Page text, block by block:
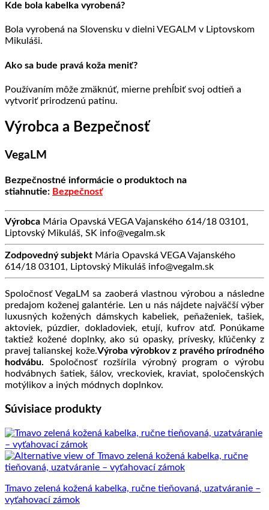
Kde bola kabelka vyrobená?
Bola vyrobená na Slovensku v dielni VEGALM v Liptovskom
Mikuláši.
Ako sa bude pravá koža meniť?
Používaním môže zmäknúť, mierne prehĺbiť svoj odtieň a
vytvoriť prirodzenú patinu.
Výrobca a Bezpečnosť
VegaLM
Bezpečnostné informácie o produktoch na
stiahnutie: Bezpečnosť
Výrobca Mária Opavská VEGA Vajanského 614/18 03101,
Liptovský Mikuláš, SK info@vegalm.sk
Zodpovedný subjekt Mária Opavská VEGA Vajanského
614/18 03101, Liptovský Mikuláš info@vegalm.sk
Spoločnosť VegaLM sa zaoberá vlastnou výrobou a následne
predajom koženej galantérie. Len u nás nájdete najväčší výber
luxusných kožených dámskych kabeliek, peňaženiek, tašiek,
aktoviek, púzdier, dokladoviek, etují, kufrov atď. Ponúkame
taktiež kožené doplnky, ako sú opasky, prívesky, kľúčenky z
pravej talianskej kože.Výroba výrobkov z pravého prírodného
hodvábu. Spoločnosť rozšírila výrobný program o výrobu
hodvábnych šatiek, šálov, vreckoviek, kraviat, spoločenských
motýlikov a iných módnych doplnkov.
Súvisiace produkty
Tmavo zelená kožená kabelka, ručne tieňovaná, uzatváranie –
vyťahovací zámok